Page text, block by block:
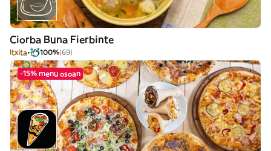
Ciorba Buna Fierbinte
Itxita 100%(69)
-15% menu osoan